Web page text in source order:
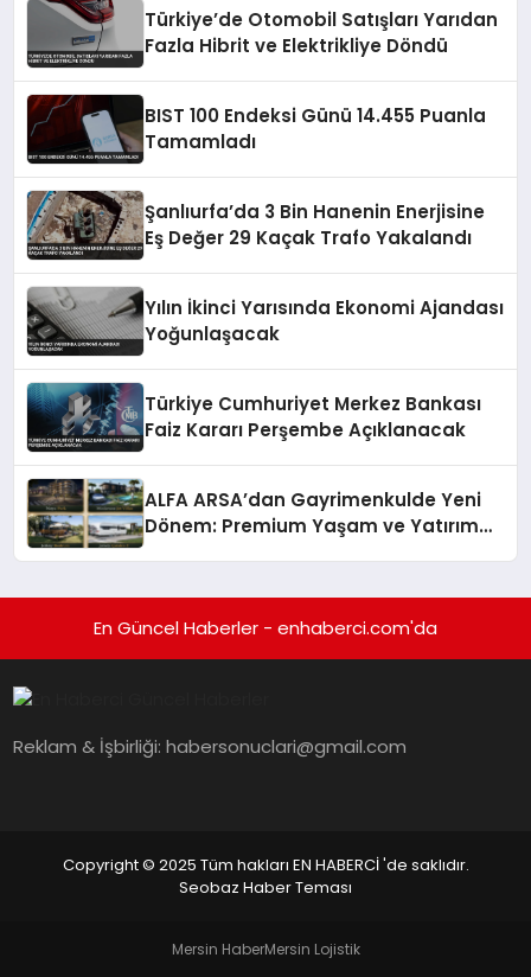
Türkiye’de Otomobil Satışları Yarıdan
Fazla Hibrit ve Elektrikliye Döndü
BIST 100 Endeksi Günü 14.455 Puanla
Tamamladı
Şanlıurfa’da 3 Bin Hanenin Enerjisine
Eş Değer 29 Kaçak Trafo Yakalandı
Yılın İkinci Yarısında Ekonomi Ajandası
Yoğunlaşacak
Türkiye Cumhuriyet Merkez Bankası
Faiz Kararı Perşembe Açıklanacak
ALFA ARSA’dan Gayrimenkulde Yeni
Dönem: Premium Yaşam ve Yatırım
En Güncel Haberler - enhaberci.com'da
Reklam & İşbirliği:habersonuclari@gmail.com
Copyright © 2025 Tüm hakları EN HABERCİ 'de saklıdır.
Seobaz Haber Teması
Mersin HaberMersin Lojistik